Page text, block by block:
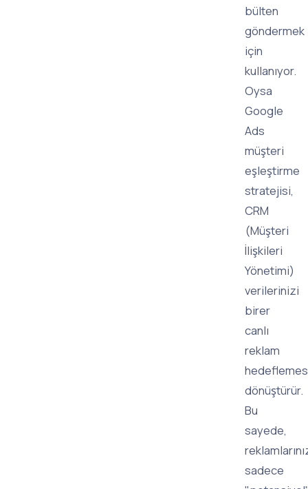
bülten
göndermek
için
kullanıyor.
Oysa
Google
Ads
müşteri
eşleştirme
stratejisi,
CRM
(Müşteri
İlişkileri
Yönetimi)
verilerinizi
birer
canlı
reklam
dönüştürür.
Bu
sayede,
sadece